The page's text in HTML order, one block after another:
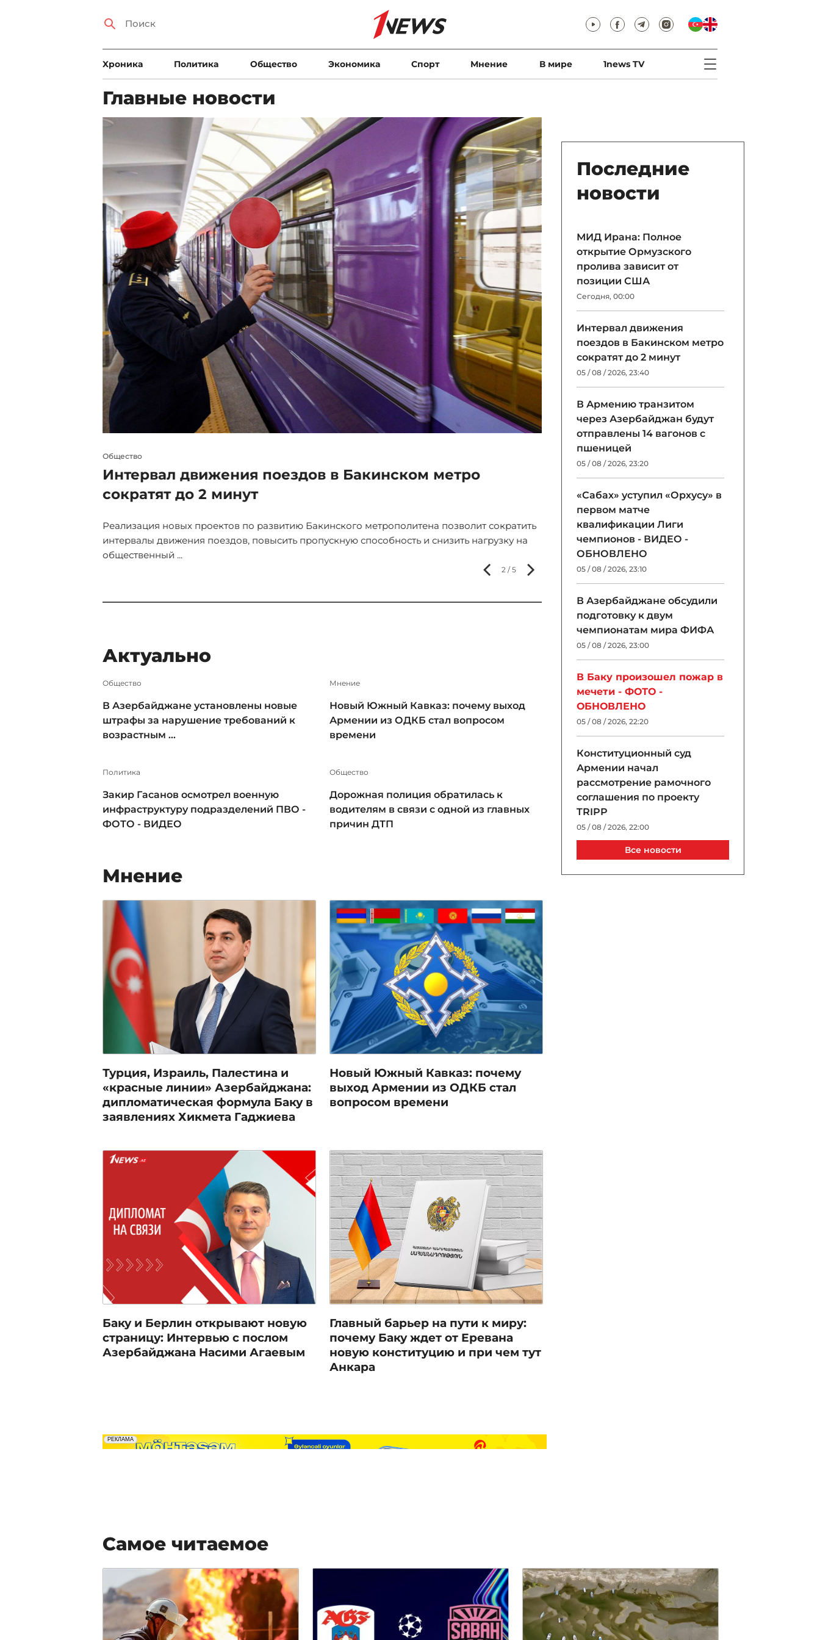
Xроника Политика Общество Экономика Спорт Мнение В мире 1news TV
Главные новости
2 / 5
Общество
Интервал движения поездов в Бакинском метро
сократят до 2 минут
Реализация новых проектов по развитию Бакинского метрополитена позволит сократить
интервалы движения поездов, повысить пропускную способность и снизить нагрузку на
общественный ...
Казахстан и Азербайджан
оптоволоконного кабеля по дну
Работы по прокладке оптоволоконного кабеля от
Каспийского моря, о старте которых было объявлено
Актуально
Общество
В Азербайджане установлены новые
штрафы за нарушение требований к
возрастным ...
Мнение
Новый Южный Кавказ: почему выход
Армении из ОДКБ стал вопросом
времени
Политика
Закир Гасанов осмотрел военную
инфраструктуру подразделений ПВО -
ФОТО - ВИДЕО
Общество
Дорожная полиция обратилась к
водителям в связи с одной из главных
причин ДТП
Мнение
Турция, Израиль, Палестина и
«красные линии» Азербайджана:
дипломатическая формула Баку в
заявлениях Хикмета Гаджиева
Новый Южный Кавказ: почему
выход Армении из ОДКБ стал
вопросом времени
Баку и Берлин открывают новую
страницу: Интервью с послом
Азербайджана Насими Агаевым
Главный барьер на пути к миру:
почему Баку ждет от Еревана
новую конституцию и при чем тут
Анкара
Последние
новости
МИД Ирана: Полное
открытие Ормузского
пролива зависит от
позиции США
Сегодня, 00:00
Интервал движения
поездов в Бакинском метро
сократят до 2 минут
05 / 08 / 2026, 23:40
В Армению транзитом
через Азербайджан будут
отправлены 14 вагонов с
пшеницей
05 / 08 / 2026, 23:20
«Сабах» уступил «Орхусу» в
первом матче
квалификации Лиги
чемпионов - ВИДЕО -
ОБНОВЛЕНО
05 / 08 / 2026, 23:10
В Азербайджане обсудили
подготовку к двум
чемпионатам мира ФИФА
05 / 08 / 2026, 23:00
В Баку произошел пожар в
мечети - ФОТО -
ОБНОВЛЕНО
05 / 08 / 2026, 22:20
Конституционный суд
Армении начал
рассмотрение рамочного
соглашения по проекту
TRIPP
05 / 08 / 2026, 22:00
Джиджи Хадид и Брэдли
Купер тайно поженились в
05 / 08 / 2026, 19:00
Госагентство автодорог:
ремонтируются улицы и
проспекты всех
Все новости
Самое читаемое